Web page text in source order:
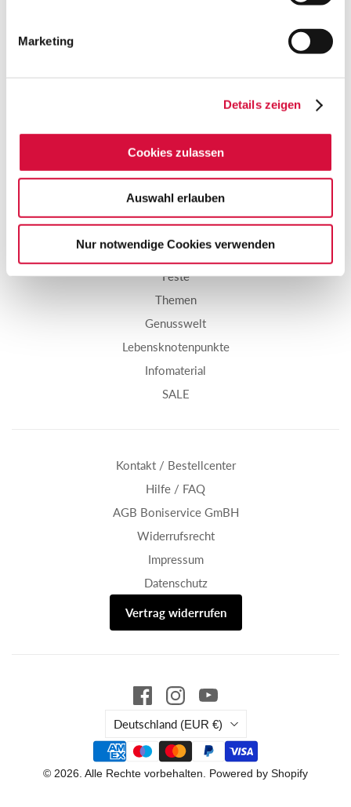
Marketing
Details zeigen
Cookies zulassen
Auswahl erlauben
Nur notwendige Cookies verwenden
NACH OBEN
Start
Bücher
Feste
Themen
Genusswelt
Lebensknotenpunkte
Infomaterial
SALE
Kontakt / Bestellcenter
Hilfe / FAQ
AGB Boniservice GmBH
Widerrufsrecht
Impressum
Datenschutz
Vertrag widerrufen
Land
Deutschland (EUR €)
© 2026. Alle Rechte vorbehalten. Powered by Shopify